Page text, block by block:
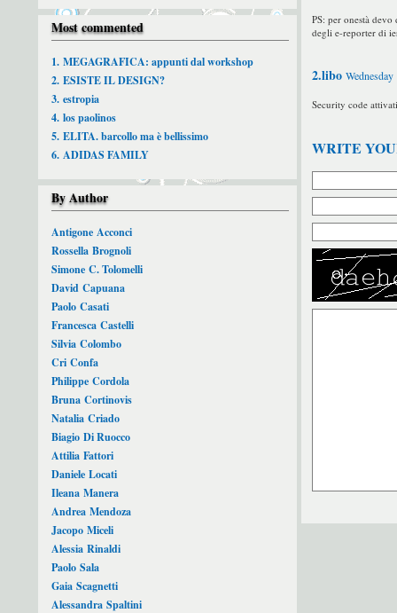
Most commented
1. MEGAGRAFICA: appunti dal workshop
2. ESISTE IL DESIGN?
3. estropia
4. los paolinos
5. ELITA. barcollo ma è bellissimo
6. ADIDAS FAMILY
By Author
Antigone Acconci
Rossella Brognoli
Simone C. Tolomelli
David Capuana
Paolo Casati
Francesca Castelli
Silvia Colombo
Cri Confa
Philippe Cordola
Bruna Cortinovis
Natalia Criado
Biagio Di Ruocco
Attilia Fattori
Daniele Locati
Ileana Manera
Andrea Mendoza
Jacopo Miceli
Alessia Rinaldi
Paolo Sala
Gaia Scagnetti
Alessandra Spaltini
PS: per onestà
degli e-reporter di
2.liboWednesday
Security code attivati
WRITE